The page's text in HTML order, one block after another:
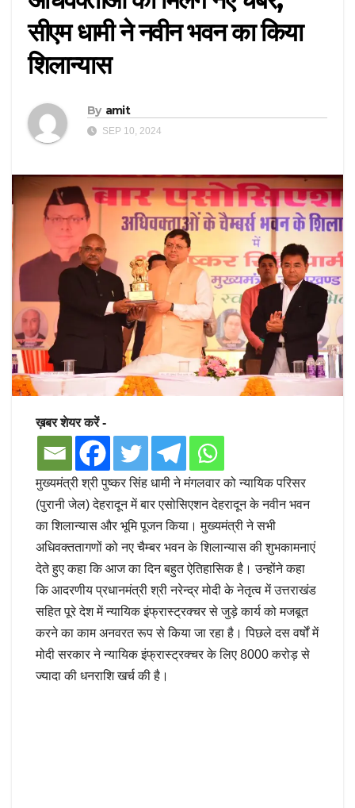
सीएम धामी ने नवीन भवन का किया
शिलान्यास
By amit
SEP 10, 2024
ख़बर शेयर करें -
मुख्यमंत्री श्री पुष्कर सिंह धामी ने मंगलवार को न्यायिक परिसर
(पुरानी जेल) देहरादून में बार एसोसिएशन देहरादून के नवीन भवन
का शिलान्यास और भूमि पूजन किया। मुख्यमंत्री ने सभी
अधिवक्ततागणों को नए चैम्बर भवन के शिलान्यास की शुभकामनाएं
देते हुए कहा कि आज का दिन बहुत ऐतिहासिक है। उन्होंने कहा
कि आदरणीय प्रधानमंत्री श्री नरेन्द्र मोदी के नेतृत्व में उत्तराखंड
सहित पूरे देश में न्यायिक इंफ्रास्ट्रक्चर से जुड़े कार्य को मजबूत
करने का काम अनवरत रूप से किया जा रहा है। पिछले दस वर्षों में
मोदी सरकार ने न्यायिक इंफ्रास्ट्रक्चर के लिए 8000 करोड़ से
ज्यादा की धनराशि खर्च की है।